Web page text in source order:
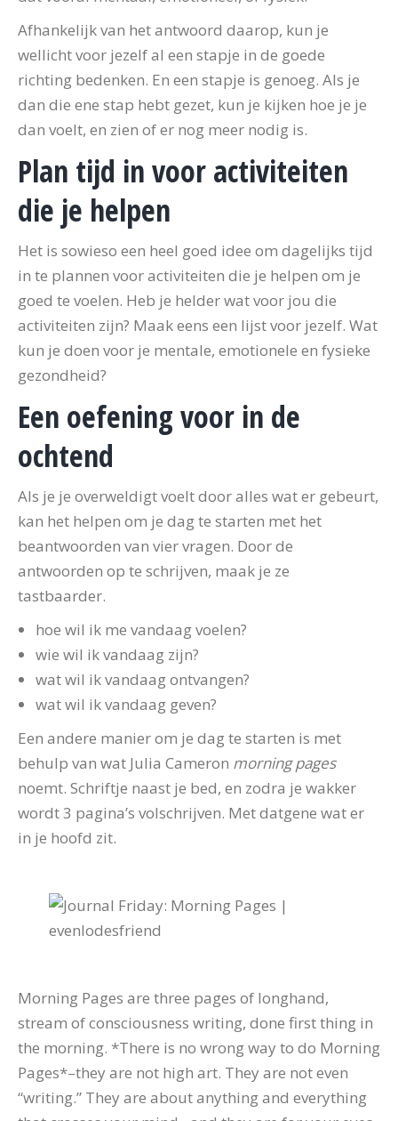
Afhankelijk van het antwoord daarop, kun je
wellicht voor jezelf al een stapje in de goede
richting bedenken. En een stapje is genoeg. Als je
dan die ene stap hebt gezet, kun je kijken hoe je je
dan voelt, en zien of er nog meer nodig is.
Plan tijd in voor activiteiten
die je helpen
Het is sowieso een heel goed idee om dagelijks tijd
in te plannen voor activiteiten die je helpen om je
goed te voelen. Heb je helder wat voor jou die
activiteiten zijn? Maak eens een lijst voor jezelf. Wat
kun je doen voor je mentale, emotionele en fysieke
gezondheid?
Een oefening voor in de
ochtend
Als je je overweldigt voelt door alles wat er gebeurt,
kan het helpen om je dag te starten met het
beantwoorden van vier vragen. Door de
antwoorden op te schrijven, maak je ze
tastbaarder.
hoe wil ik me vandaag voelen?
wie wil ik vandaag zijn?
wat wil ik vandaag ontvangen?
wat wil ik vandaag geven?
Een andere manier om je dag te starten is met
behulp van wat Julia Cameron morning pages
noemt. Schriftje naast je bed, en zodra je wakker
wordt 3 pagina’s volschrijven. Met datgene wat er
in je hoofd zit.
Morning Pages are three pages of longhand,
stream of consciousness writing, done first thing in
the morning. *There is no wrong way to do Morning
Pages*–they are not high art. They are not even
“writing.” They are about anything and everything